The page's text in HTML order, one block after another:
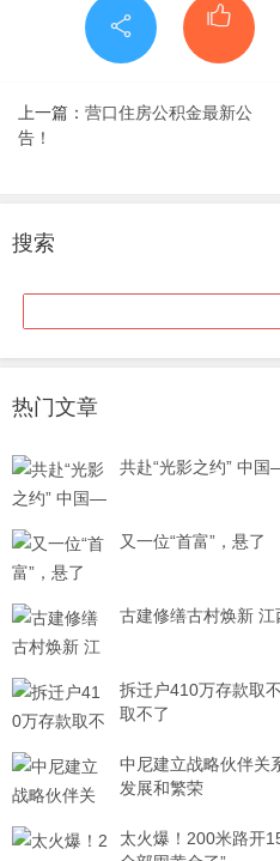
上一篇： 营口住房公积金最新公
告！
搜索
热门文章
共赴“光影之约” 中
又一位“首富”，悬了
古建修缮古村焕新 江
拆迁户410万存款取
取不了
中尼建立战略伙伴关
发展和繁荣
太火爆！200米路开